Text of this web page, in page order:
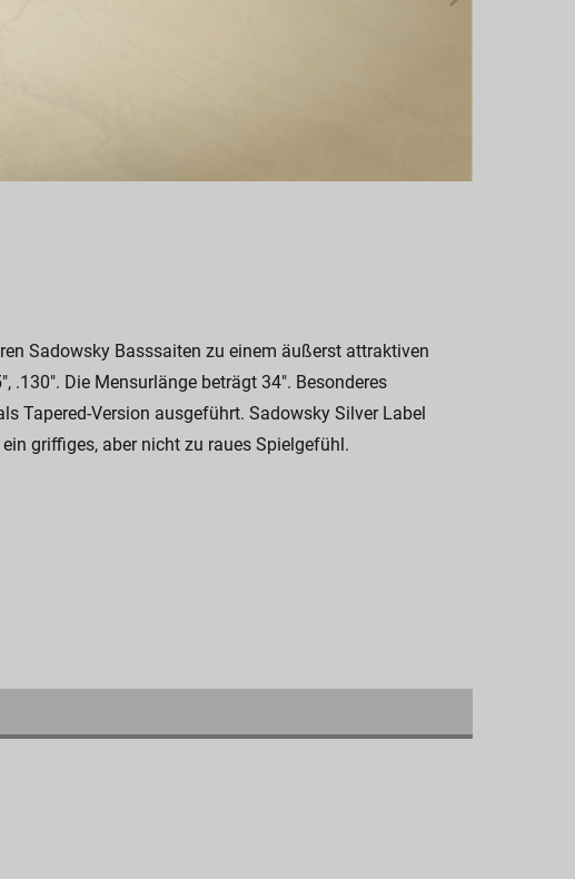
Sadowsky Basssaiten zu einem äußerst attraktiven
.130". Die Mensurlänge beträgt 34". Besonderes
Tapered-Version ausgeführt. Sadowsky Silver Label
griffiges, aber nicht zu raues Spielgefühl.